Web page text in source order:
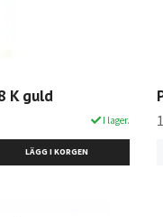
K guld
I lager.
LÄGG I KORGEN